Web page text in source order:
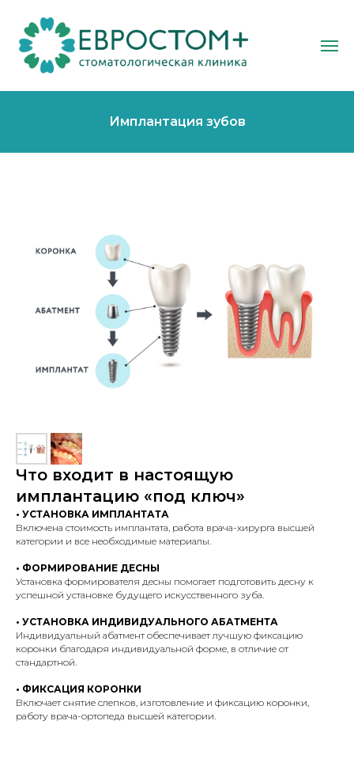
Имплантация зубов
Что входит в настоящую
имплантацию «под ключ»
• УСТАНОВКА ИМПЛАНТАТА
Включена стоимость имплантата, работа врача-хирурга высшей
категории и все необходимые материалы.
• ФОРМИРОВАНИЕ ДЕСНЫ
Установка формирователя десны помогает подготовить десну к
успешной установке будущего искусственного зуба.
• УСТАНОВКА ИНДИВИДУАЛЬНОГО АБАТМЕНТА
Индивидуальный абатмент обеспечивает лучшую фиксацию
коронки благодаря индивидуальной форме, в отличие от
стандартной.
• ФИКСАЦИЯ КОРОНКИ
Включает снятие слепков, изготовление и фиксацию коронки,
работу врача-ортопеда высшей категории.